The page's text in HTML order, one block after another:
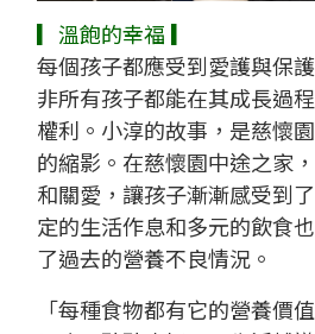
▎溫飽的幸福 ▎
每個孩子都應受到愛護與保
非所有孩子都能在其成長過
權利。小淳的故事，是慈懷
的縮影。在慈懷園中途之家
和關愛，讓孩子漸漸感受到
定的生活作息和多元的飲食
了過去的營養不良情況。
「每種食物都有它的營養價